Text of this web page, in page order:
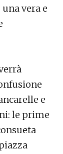
vera e
e
le prime